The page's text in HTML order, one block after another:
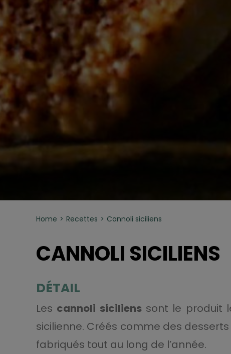
Home Recettes Cannoli siciliens
CANNOLI SICILIENS
DÉTAIL
Les cannoli sicilienssont le produit
sicilienne. Créés comme des
fabriqués tout au long de l’année.